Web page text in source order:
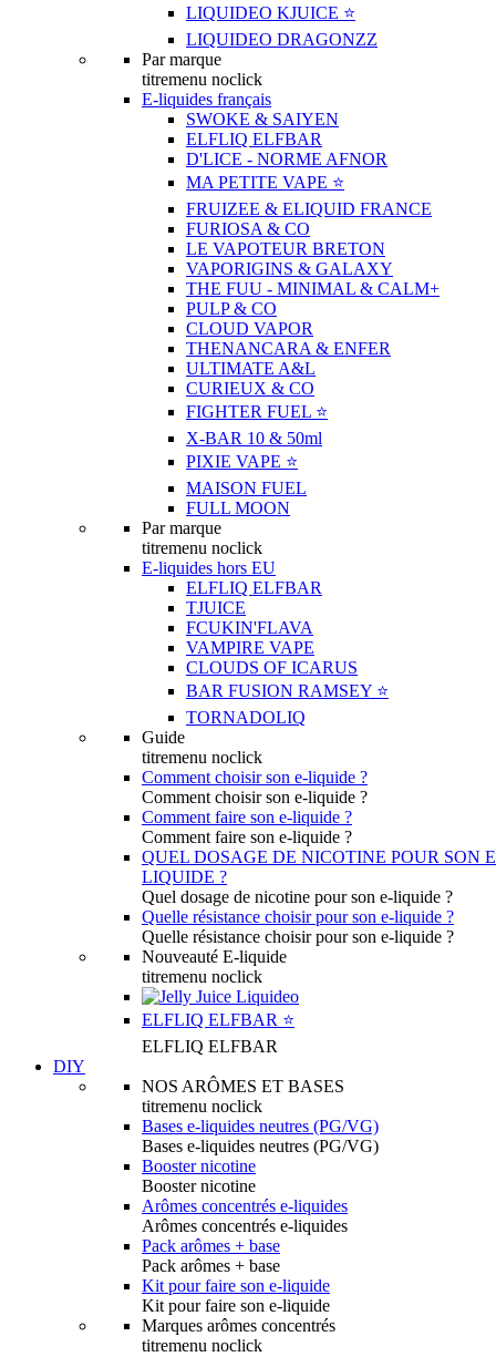
LIQUIDEO KJUICE ⭐️
LIQUIDEO DRAGONZZ
Par marque
titremenu noclick
E-liquides français
SWOKE & SAIYEN
ELFLIQ ELFBAR
D'LICE - NORME AFNOR
MA PETITE VAPE ⭐️
FRUIZEE & ELIQUID FRANCE
FURIOSA & CO
LE VAPOTEUR BRETON
VAPORIGINS & GALAXY
THE FUU - MINIMAL & CALM+
PULP & CO
CLOUD VAPOR
THENANCARA & ENFER
ULTIMATE A&L
CURIEUX & CO
FIGHTER FUEL ⭐️
X-BAR 10 & 50ml
PIXIE VAPE ⭐️
MAISON FUEL
FULL MOON
Par marque
titremenu noclick
E-liquides hors EU
ELFLIQ ELFBAR
TJUICE
FCUKIN'FLAVA
VAMPIRE VAPE
CLOUDS OF ICARUS
BAR FUSION RAMSEY ⭐️
TORNADOLIQ
Guide
titremenu noclick
Comment choisir son e-liquide ?
Comment choisir son e-liquide ?
Comment faire son e-liquide ?
Comment faire son e-liquide ?
QUEL DOSAGE DE NICOTINE POUR SON
LIQUIDE ?
Quel dosage de nicotine pour son e-liquide ?
Quelle résistance choisir pour son e-liquide ?
Quelle résistance choisir pour son e-liquide ?
Nouveauté E-liquide
titremenu noclick
ELFLIQ ELFBAR ⭐️
ELFLIQ ELFBAR
DIY
NOS ARÔMES ET BASES
titremenu noclick
Bases e-liquides neutres (PG/VG)
Bases e-liquides neutres (PG/VG)
Booster nicotine
Booster nicotine
Arômes concentrés e-liquides
Arômes concentrés e-liquides
Pack arômes + base
Pack arômes + base
Kit pour faire son e-liquide
Kit pour faire son e-liquide
Marques arômes concentrés
titremenu noclick